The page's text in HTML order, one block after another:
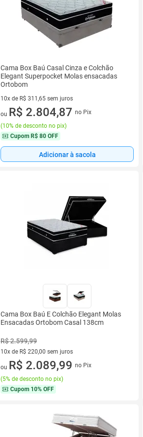
Cama Box Baú Casal Cinza e Colchão
Elegant Superpocket Molas ensacadas
Ortobom
10x de R$ 311,65 sem juros
10 vez de R$ 311,65 sem juros
ou R$ 2.804,87 no Pix
(10% de desconto no pix)
Cupom R$ 80 OFF
Adicionar à sacola
Cama Box Baú E Colchão Elegant Molas
Ensacadas Ortobom Casal 138cm
R$ 2.599,99
10x de R$ 220,00 sem juros
10 vez de R$ 220,00 sem juros
ou R$ 2.089,99 no Pix
(5% de desconto no pix)
Cupom 10% OFF